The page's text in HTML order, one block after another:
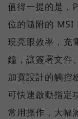
值得一提的是
位的隨附的 MSI
現亮眼效率，充
鐘，讓簽署文件
加寬設計的觸控
可快速啟動指定
常用操作，大幅